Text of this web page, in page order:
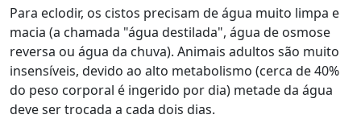
Para eclodir, os cistos precisam de água muito limpa e
macia (a chamada "água destilada", água de osmose
reversa ou água da chuva). Animais adultos são muito
insensíveis, devido ao alto metabolismo (cerca de 40%
do peso corporal é ingerido por dia) metade da água
deve ser trocada a cada dois dias.